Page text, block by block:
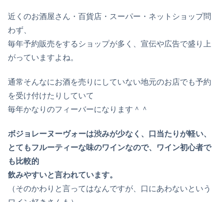
近くのお酒屋さん・百貨店・スーパー・ネットショップ問
わず、
毎年予約販売をするショップが多く、宣伝や広告で盛り上
がっていますよね。
通常そんなにお酒を売りにしていない地元のお店でも予約
を受け付けたりしていて
毎年かなりのフィーバーになります＾＾
ボジョレーヌーヴォーは渋みが少なく、口当たりが軽い、
とてもフルーティーな味のワインなので、ワイン初心者で
も比較的
飲みやすいと言われています。
（そのかわりと言ってはなんですが、口にあわないという